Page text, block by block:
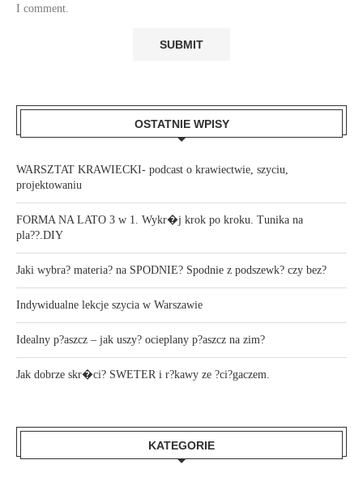
I comment.
OSTATNIE WPISY
WARSZTAT KRAWIECKI- podcast o krawiectwie, szyciu,
projektowaniu
FORMA NA LATO 3 w 1. Wykr�j krok po kroku. Tunika na
pla??.DIY
Jaki wybra? materia? na SPODNIE? Spodnie z podszewk? czy bez?
Indywidualne lekcje szycia w Warszawie
Idealny p?aszcz – jak uszy? ocieplany p?aszcz na zim?
Jak dobrze skr�ci? SWETER i r?kawy ze ?ci?gaczem.
KATEGORIE